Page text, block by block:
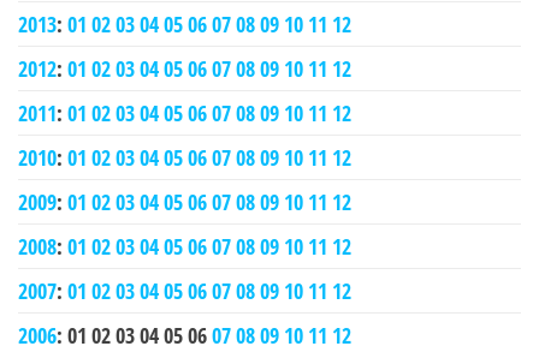
2013: 01 0203040506070809 10 11 12
2012: 01 0203040506070809 10 11 12
2011: 01 0203040506070809 10 11 12
2010: 01 0203040506070809 10 11 12
2009: 01 0203040506070809 10 11 12
2008: 01 0203040506070809 10 11 12
2007: 01 0203040506070809 10 11 12
2006: 01 0203040506070809 10 11 12